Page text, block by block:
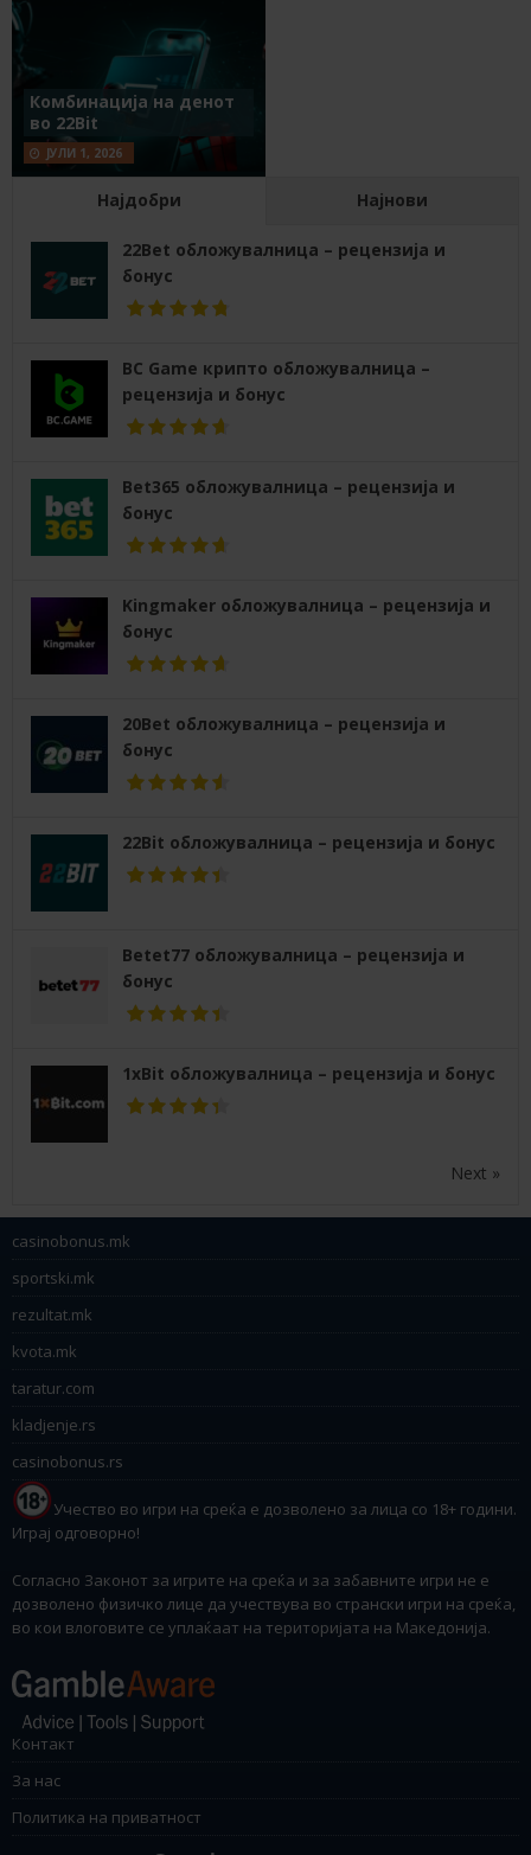
Комбинација на денот
во 22Bit
ЈУЛИ 1, 2026
Најдобри Најнови
22Bet обложувалница – рецензија и
бонус
BC Game крипто обложувалница –
рецензија и бонус
Bet365 обложувалница – рецензија и
бонус
Kingmaker обложувалница – рецензија и
бонус
20Bet обложувалница – рецензија и
бонус
22Bit обложувалница – рецензија и бонус
Betet77 обложувалница – рецензија и
бонус
1xBit обложувалница – рецензија и бонус
Next »
casinobonus.mk
sportski.mk
rezultat.mk
kvota.mk
taratur.com
kladjenje.rs
casinobonus.rs
Учество во игри на среќа е дозволено за лица со 18+ години.
Играј одговорно!
Согласно Законот за игрите на среќа и за забавните игри не е
дозволено физичко лице да учествува во странски игри на среќа,
во кои влоговите се уплаќаат на територијата на Македонија.
Контакт
За нас
Политика на приватност